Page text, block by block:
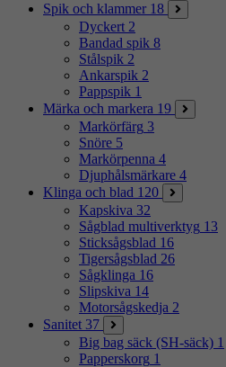
Spik och klammer 18
Dyckert 2
Bandad spik 8
Stålspik 2
Ankarspik 2
Pappspik 1
Märka och markera 19
Markörfärg 3
Snöre 5
Markörpenna 4
Djuphålsmärkare 4
Klinga och blad 120
Kapskiva 32
Sågblad multiverktyg 13
Sticksågsblad 16
Tigersågsblad 26
Sågklinga 16
Slipskiva 14
Motorsågskedja 2
Sanitet 37
Big bag säck (SH-säck) 1
Papperskorg 1